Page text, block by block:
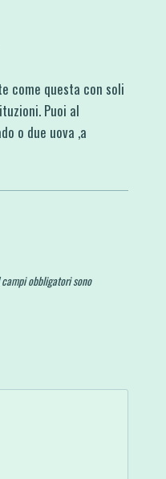
come questa con soli
Puoi al
o due uova ,a
campi obbligatori sono